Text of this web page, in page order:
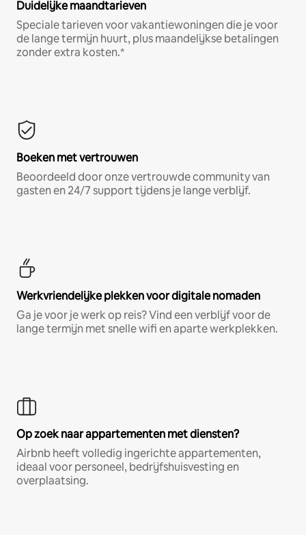
Duidelijke maandtarieven
Speciale tarieven voor vakantiewoningen die je voor
de lange termijn huurt, plus maandelijkse betalingen
zonder extra kosten.*
Boeken met vertrouwen
Beoordeeld door onze vertrouwde community van
gasten en 24/7 support tijdens je lange verblijf.
Werkvriendelijke plekken voor digitale nomaden
Ga je voor je werk op reis? Vind een verblijf voor de
lange termijn met snelle wifi en aparte werkplekken.
Op zoek naar appartementen met diensten?
Airbnb heeft volledig ingerichte appartementen,
ideaal voor personeel, bedrijfshuisvesting en
overplaatsing.